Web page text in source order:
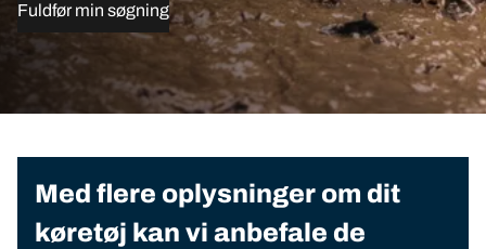
Fuldfør min søgning
Med flere oplysninger om dit
køretøj kan vi anbefale de